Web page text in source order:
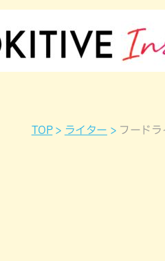
TOP ライター フードラ